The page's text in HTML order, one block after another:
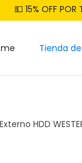
💵 15% OFF POR
Tienda
HDD